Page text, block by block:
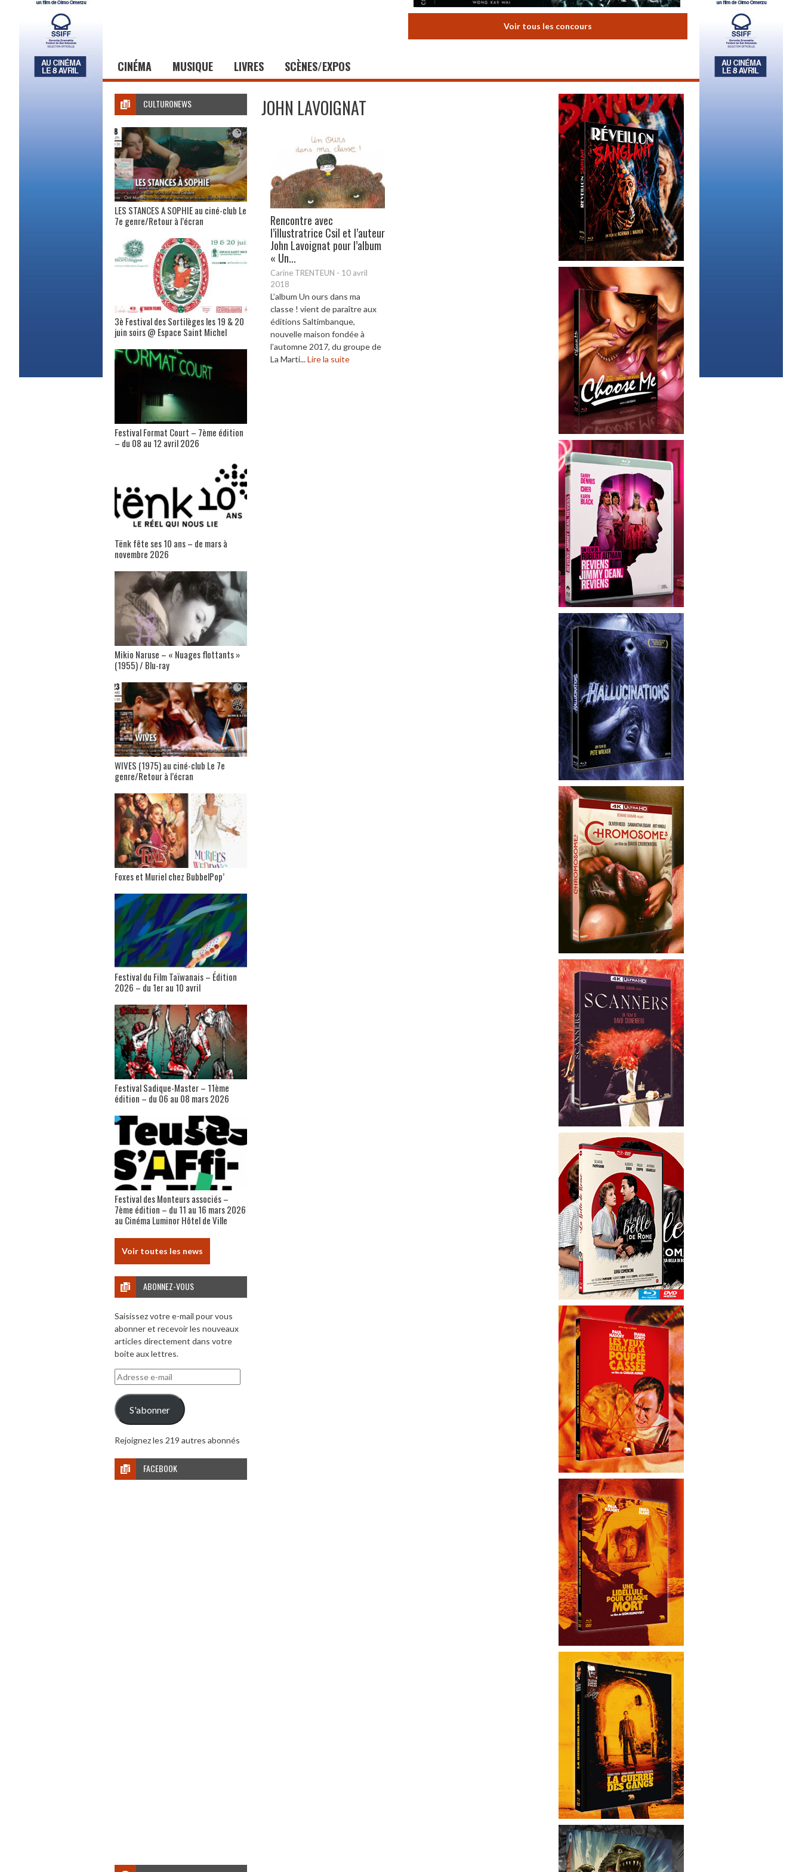
Voir tous les concours
CINÉMA MUSIQUE LIVRES SCÈNES/EXPOS
JOHN LAVOIGNAT
Rencontre avec
l’illustratrice Csil et l’auteur
John Lavoignat pour l’album
« Un...
Carine TRENTEUN - 10 avril
2018
L’album Un ours dans ma
classe ! vient de paraître aux
éditions Saltimbanque,
nouvelle maison fondée à
l’automne 2017, du groupe de
La Marti...Lire la suite
CULTURONEWS
LES STANCES A SOPHIE au ciné-club Le
7e genre/Retour à l’écran
3è Festival des Sortilèges les 19 & 20
juin soirs @ Espace Saint Michel
Festival Format Court – 7ème édition
– du 08 au 12 avril 2026
Tënk fête ses 10 ans – de mars à
novembre 2026
Mikio Naruse – « Nuages flottants »
(1955) / Blu-ray
WIVES (1975) au ciné-club Le 7e
genre/Retour à l’écran
Foxes et Muriel chez BubbelPop’
Festival du Film Taïwanais – Édition
2026 – du 1er au 10 avril
Festival Sadique-Master – 11ème
édition – du 06 au 08 mars 2026
Festival des Monteurs associés –
7ème édition – du 11 au 16 mars 2026
au Cinéma Luminor Hôtel de Ville
Voir toutes les news
ABONNEZ-VOUS
Saisissez votre e-mail pour vous
abonner et recevoir les nouveaux
articles directement dans votre
boite aux lettres.
Adresse
e-
mail
S'abonner
Rejoignez les 219 autres abonnés
FACEBOOK